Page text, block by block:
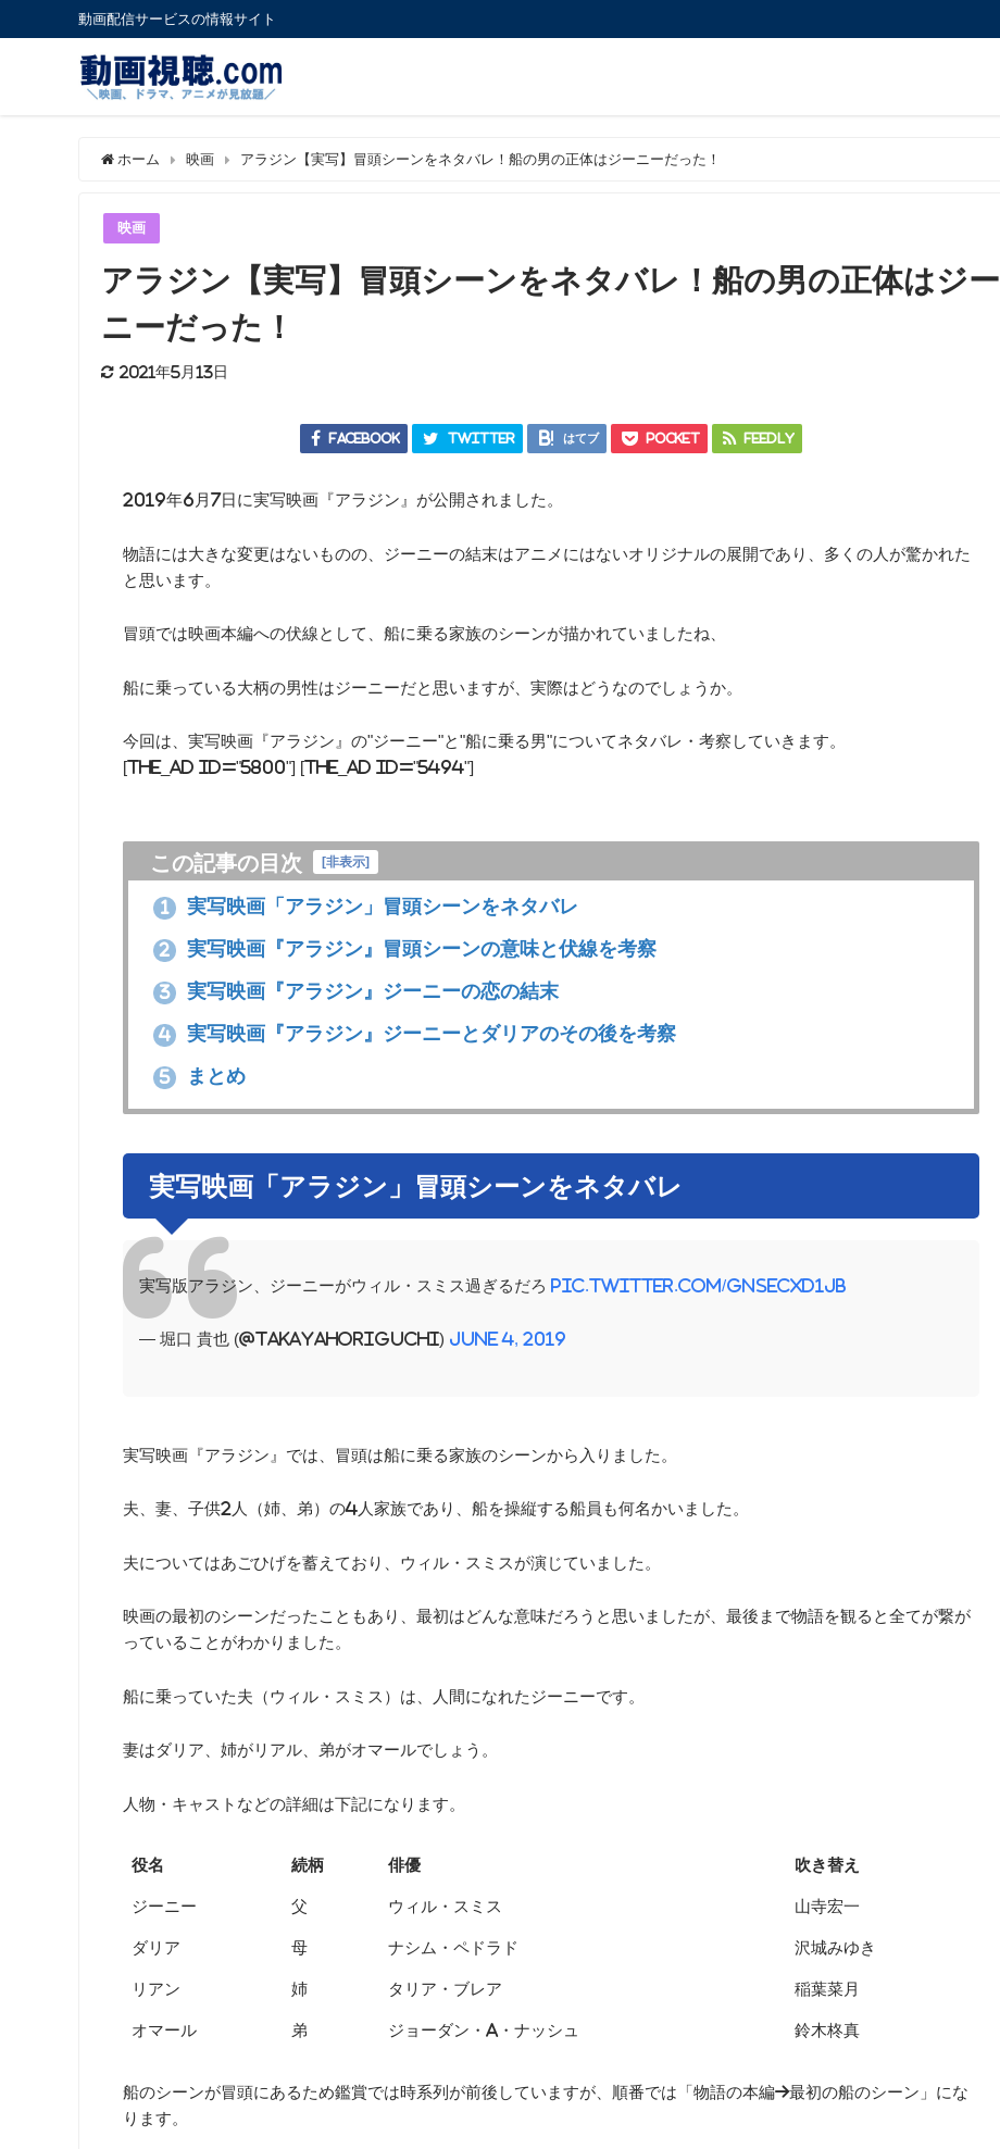
動画配信サービスの情報サイト
ホーム 映画 アラジン【実写】冒頭シーンをネタバレ！船の男の正体はジーニーだった！
映画
アラジン【実写】冒頭シーンをネタバレ！船の男の正体はジー
ニーだった！
2021年5月13日
Facebook Twitter はてブ Pocket Feedly
2019年6月7日に実写映画『アラジン』が公開されました。
物語には大きな変更はないものの、ジーニーの結末はアニメにはないオリジナルの展開であり、多くの人が驚かれた
と思います。
冒頭では映画本編への伏線として、船に乗る家族のシーンが描かれていましたね、
船に乗っている大柄の男性はジーニーだと思いますが、実際はどうなのでしょうか。
今回は、実写映画『アラジン』の"ジーニー"と"船に乗る男"についてネタバレ・考察していきます。
[the_ad id="5800"] [the_ad id="5494"]
この記事の目次 [非表示]
1 実写映画「アラジン」冒頭シーンをネタバレ
2 実写映画『アラジン』冒頭シーンの意味と伏線を考察
3 実写映画『アラジン』ジーニーの恋の結末
4 実写映画『アラジン』ジーニーとダリアのその後を考察
5 まとめ
実写映画「アラジン」冒頭シーンをネタバレ
実写版アラジン、ジーニーがウィル・スミス過ぎるだろ pic.twitter.com/gNsecXD1jb
— 堀口 貴也 (@Takayahoriguchi) June 4, 2019
実写映画『アラジン』では、冒頭は船に乗る家族のシーンから入りました。
夫、妻、子供2人（姉、弟）の4人家族であり、船を操縦する船員も何名かいました。
夫についてはあごひげを蓄えており、ウィル・スミスが演じていました。
映画の最初のシーンだったこともあり、最初はどんな意味だろうと思いましたが、最後まで物語を観ると全てが繋が
っていることがわかりました。
船に乗っていた夫（ウィル・スミス）は、人間になれたジーニーです。
妻はダリア、姉がリアル、弟がオマールでしょう。
人物・キャストなどの詳細は下記になります。
役名 続柄 俳優 吹き替え
ジーニー 父 ウィル・スミス 山寺宏一
ダリア 母 ナシム・ペドラド 沢城みゆき
リアン 姉 タリア・ブレア 稲葉菜月
オマール 弟 ジョーダン・A・ナッシュ 鈴木柊真
船のシーンが冒頭にあるため鑑賞では時系列が前後していますが、順番では「物語の本編→最初の船のシーン」にな
ります。